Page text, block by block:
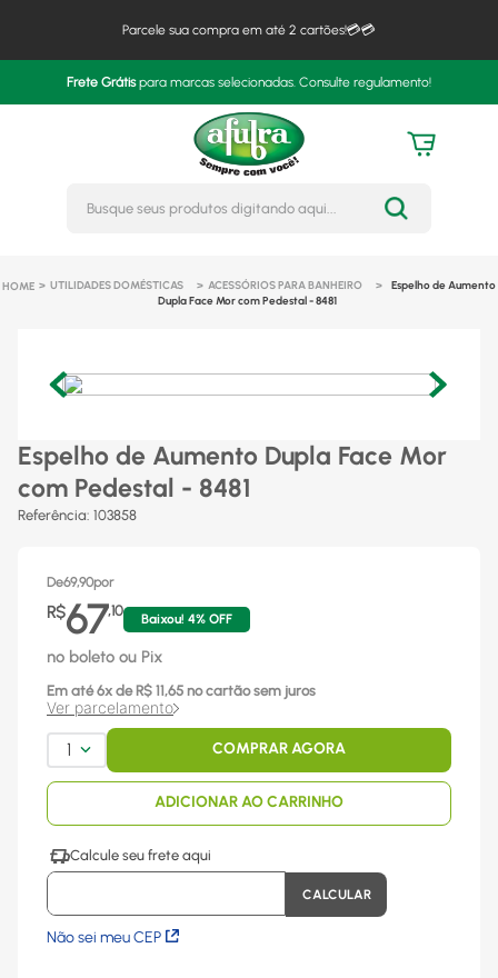
Parcele sua compra em até 2 cartões!💳💳
Frete Grátispara marcas selecionadas. Consulte regulamento!
Busque seus produtos
UTILIDADES DOMÉSTICAS ACESSÓRIOS PARA BANHEIRO
Espelho de Aumento
Dupla Face Mor com Pedestal - 8481
Espelho de Aumento Dupla Face Mor
com Pedestal - 8481
Referência: 103858
De69,90por
R$67,10
Baixou! 4% OFF
no boleto ou Pix
Em até 6x de R$ 11,65 no cartão sem juros
Ver parcelamento
1 COMPRAR AGORA
ADICIONAR AO CARRINHO
Não sei meu CEP